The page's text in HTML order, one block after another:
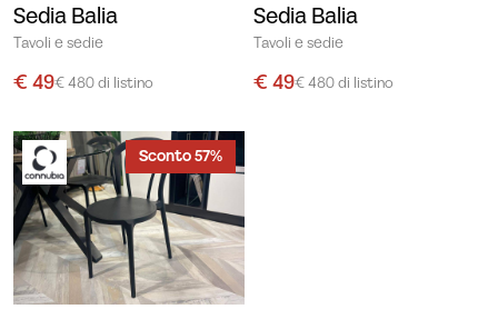
Sedia Balia
Tavoli e sedie
€ 49€ 480 di listino
Sedia Balia
Tavoli e sedie
€ 49€ 480 di listino
Sconto 57%